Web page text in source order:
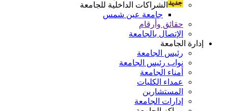
الشراكات الداخلية للجامعة
جامعة عين شمس
حقائق وأرقام
الإتصال بالجامعة
إدارة الجامعة
رئيس الجامعة
نواب رئيس الجامعة
أمناء الجامعة
عمداء الكليات
المستشارين
إدارات الجامعة